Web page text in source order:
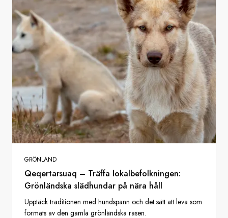
GRÖNLAND
Qeqertarsuaq – Träffa lokalbefolkningen:
Grönländska slädhundar på nära håll
Upptäck traditionen med hundspann och det sätt att leva som
formats av den gamla grönländska rasen.